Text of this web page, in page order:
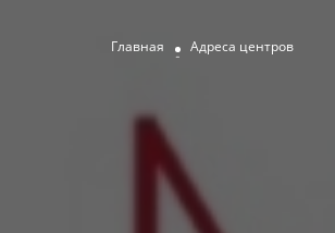
Главная Адреса центров